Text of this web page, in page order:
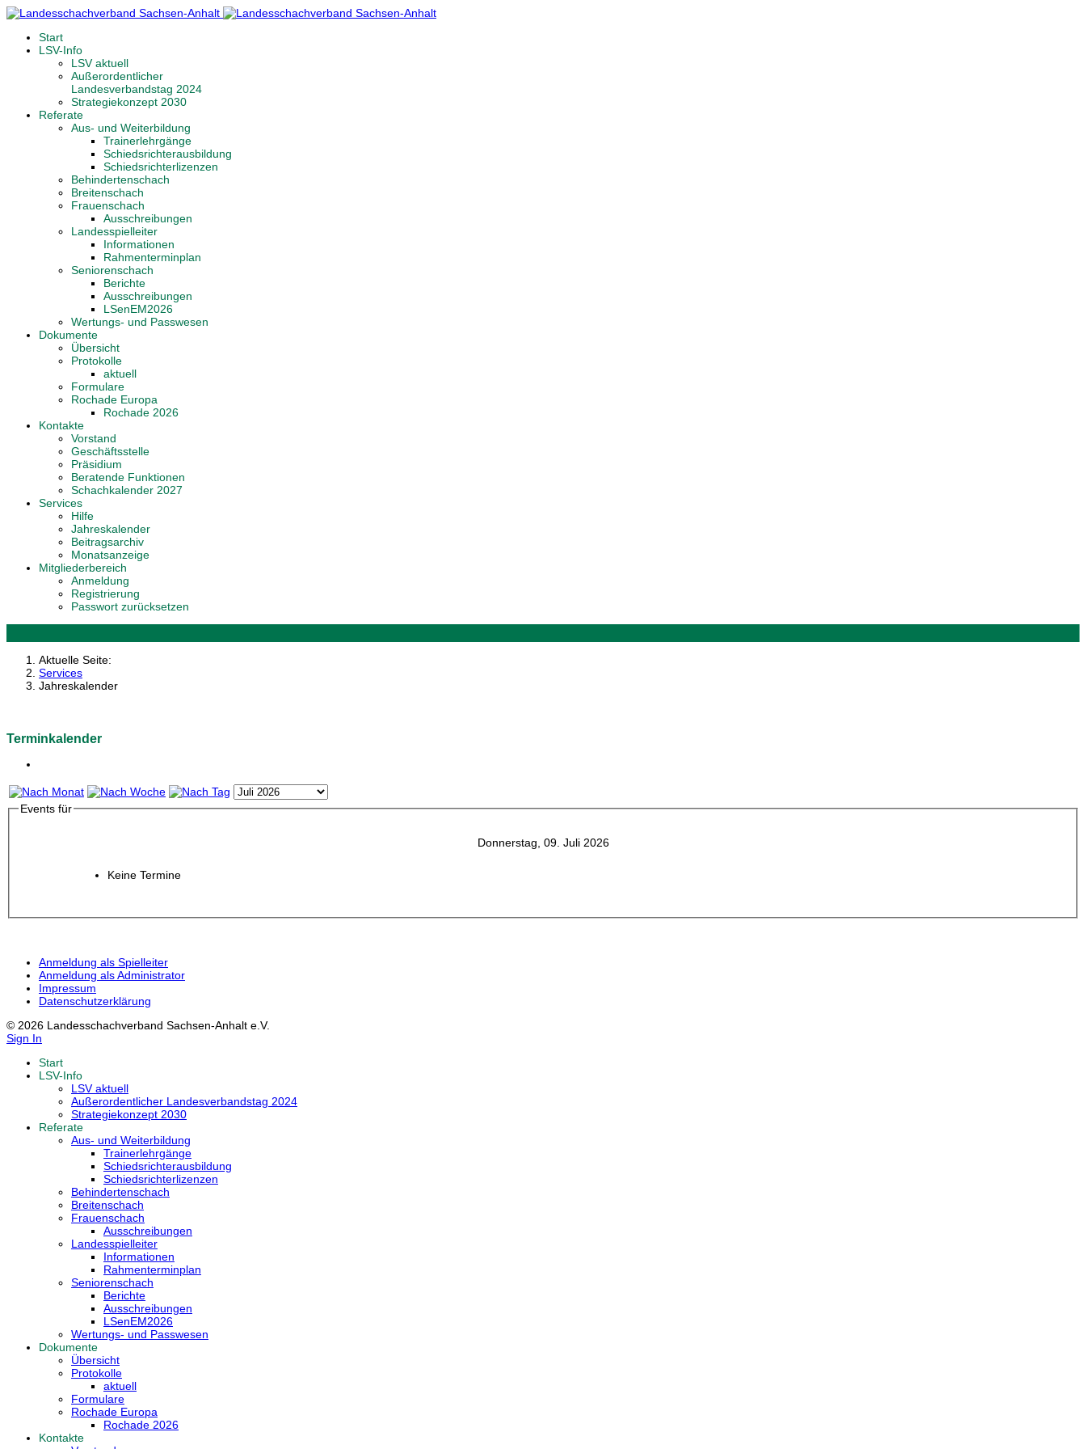
Start
LSV-Info
LSV aktuell
Außerordentlicher
Landesverbandstag 2024
Strategiekonzept 2030
Referate
Aus- und Weiterbildung
Trainerlehrgänge
Schiedsrichterausbildung
Schiedsrichterlizenzen
Behindertenschach
Breitenschach
Frauenschach
Ausschreibungen
Landesspielleiter
Informationen
Rahmenterminplan
Seniorenschach
Berichte
Ausschreibungen
LSenEM2026
Wertungs- und Passwesen
Dokumente
Übersicht
Protokolle
aktuell
Formulare
Rochade Europa
Rochade 2026
Kontakte
Vorstand
Geschäftsstelle
Präsidium
Beratende Funktionen
Schachkalender 2027
Services
Hilfe
Jahreskalender
Beitragsarchiv
Monatsanzeige
Mitgliederbereich
Anmeldung
Registrierung
Passwort zurücksetzen
Aktuelle Seite:
Services
Jahreskalender
Terminkalender
Events für
Donnerstag, 09. Juli 2026
Keine Termine
Anmeldung als Spielleiter
Anmeldung als Administrator
Impressum
Datenschutzerklärung
© 2026 Landesschachverband Sachsen-Anhalt e.V.
Sign In
Start
LSV-Info
LSV aktuell
Außerordentlicher Landesverbandstag 2024
Strategiekonzept 2030
Referate
Aus- und Weiterbildung
Trainerlehrgänge
Schiedsrichterausbildung
Schiedsrichterlizenzen
Behindertenschach
Breitenschach
Frauenschach
Ausschreibungen
Landesspielleiter
Informationen
Rahmenterminplan
Seniorenschach
Berichte
Ausschreibungen
LSenEM2026
Wertungs- und Passwesen
Dokumente
Übersicht
Protokolle
aktuell
Formulare
Rochade Europa
Rochade 2026
Kontakte